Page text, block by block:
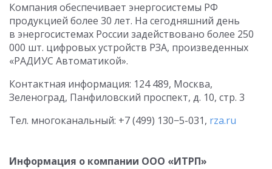
Компания обеспечивает энергосистемы РФ
продукцией более 30 лет. На сегодняшний день
в энергосистемах России задействовано более 250
000 шт. цифровых устройств РЗА, произведенных
«РАДИУС Автоматикой».
Контактная информация: 124 489, Москва,
Зеленоград, Панфиловский проспект, д. 10, стр. 3
Тел. многоканальный: +7 (499) 130−5-031, rza.ru
Информация о компании ООО «ИТРП»